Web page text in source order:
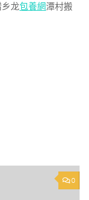
龙包養網潭村搬
0